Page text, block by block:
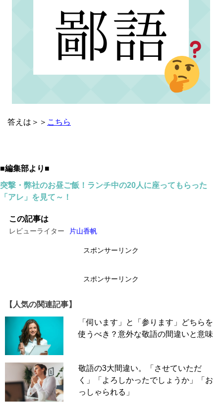
答えは＞＞ こちら
■編集部より■
突撃・弊社のお昼ご飯！ランチ中の20人に座ってもらった
「アレ」を見て～！
この記事は
レビューライター 片山香帆
スポンサーリンク
スポンサーリンク
【人気の関連記事】
「伺います」と「参ります」どちらを
使うべき？意外な敬語の間違いと意味
敬語の3大間違い。「させていただ
く」「よろしかったでしょうか」「お
っしゃられる」